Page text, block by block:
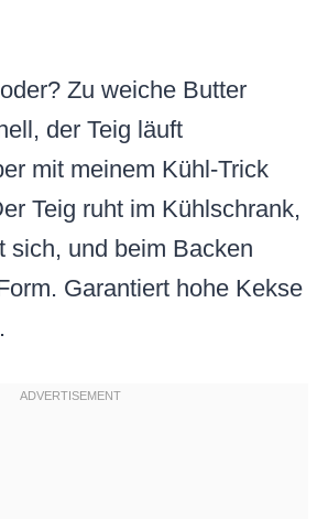
Zu weiche Butter
der Teig läuft
mit meinem Kühl-Trick
Teig ruht im Kühlschrank,
sich, und beim Backen
Garantiert hohe Kekse